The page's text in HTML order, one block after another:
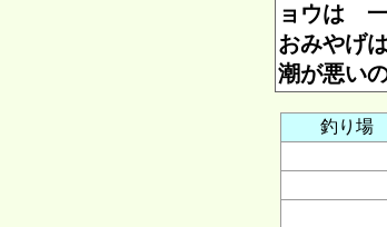
ョウは
おみやげ
潮が悪い
釣り場